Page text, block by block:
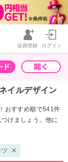
会員登録 ログイン
イルデザイン
おすすめ順で541件
けましょう。他に
ツ